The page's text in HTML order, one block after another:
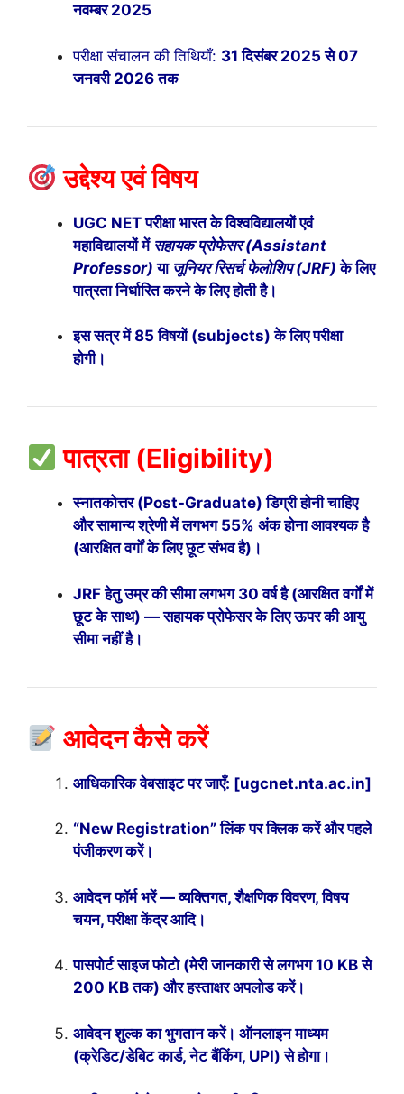
नवम्बर 2025
परीक्षा संचालन की तिथियाँ: 31 दिसंबर 2025 से 07
जनवरी 2026 तक
उद्देश्य एवं विषय
UGC NET परीक्षा भारत के विश्वविद्यालयों एवं
महाविद्यालयों में सहायक प्रोफेसर (Assistant
Professor) या जूनियर रिसर्च फेलोशिप (JRF) के लिए
पात्रता निर्धारित करने के लिए होती है।
इस सत्र में 85 विषयों (subjects) के लिए परीक्षा
होगी।
पात्रता (Eligibility)
स्नातकोत्तर (Post-Graduate) डिग्री होनी चाहिए
और सामान्य श्रेणी में लगभग 55% अंक होना आवश्यक है
(आरक्षित वर्गों के लिए छूट संभव है)।
JRF हेतु उम्र की सीमा लगभग 30 वर्ष है (आरक्षित वर्गों में
छूट के साथ) — सहायक प्रोफेसर के लिए ऊपर की आयु
सीमा नहीं है।
आवेदन कैसे करें
आधिकारिक वेबसाइट पर जाएँ: [ugcnet.nta.ac.in]
“New Registration” लिंक पर क्लिक करें और पहले
पंजीकरण करें।
आवेदन फॉर्म भरें — व्यक्तिगत, शैक्षणिक विवरण, विषय
चयन, परीक्षा केंद्र आदि।
पासपोर्ट साइज फोटो (मेरी जानकारी से लगभग 10 KB से
200 KB तक) और हस्ताक्षर अपलोड करें।
आवेदन शुल्क का भुगतान करें। ऑनलाइन माध्यम
(क्रेडिट/डेबिट कार्ड, नेट बैंकिंग, UPI) से होगा।